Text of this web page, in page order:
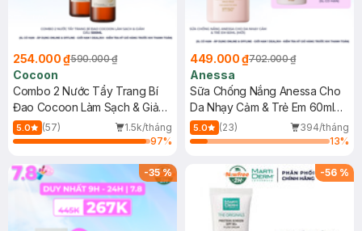
254.000 ₫590.000 ₫
Cocoon
Combo 2 Nước Tẩy Trang Bí
Đao Cocoon Làm Sạch & Giảm
Dầu 500ml
5.0 (57)
1.5k/tháng
97%
449.000 ₫702.000 ₫
Anessa
Sữa Chống Nắng Anessa Cho
Da Nhạy Cảm & Trẻ Em 60ml
(Mới)
5.0 (23)
394/tháng
13%
-35% -56 %